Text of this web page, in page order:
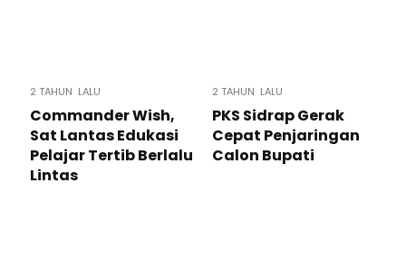
2 TAHUN LALU
Commander Wish,
Sat Lantas Edukasi
Pelajar Tertib Berlalu
Lintas
2 TAHUN LALU
PKS Sidrap Gerak
Cepat Penjaringan
Calon Bupati